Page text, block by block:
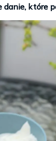
które